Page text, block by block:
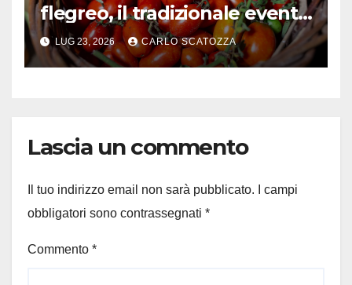
flegreo, il tradizionale evento
a Pozzuoli avvia i giorni del
raccolto
LUG 23, 2026 CARLO SCATOZZA
Lascia un commento
Il tuo indirizzo email non sarà pubblicato.
I campi
obbligatori sono contrassegnati *
Commento *